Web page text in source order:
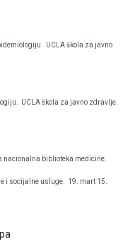
UCLA škola za javno
UCLA škola za javno zdravlje.
nacionalna biblioteka medicine.
i socijalne usluge. 19. mart 15.